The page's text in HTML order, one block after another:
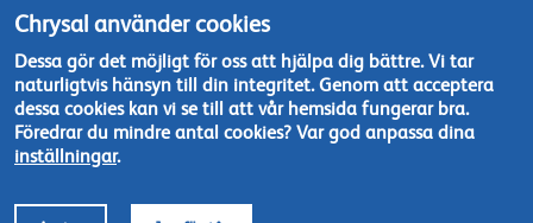
info@chrysal.se
Tel: +46 46 - 19 05 40
Kontakta oss
Footer © Chrysal 2018
Chrysal använder cookies
Dessa gör det möjligt för oss att hjälpa dig bättre. Vi tar
naturligtvis hänsyn till din integritet. Genom att acceptera
dessa cookies kan vi se till att vår hemsida fungerar bra.
Föredrar du mindre antal cookies? Var god anpassa dina
inställningar.